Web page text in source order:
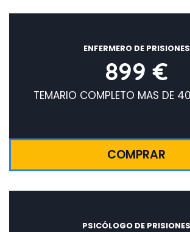
ENFERMERO DE PRISIONES
899 €
TEMARIO COMPLETO MAS DE
COMPRAR
PSICÓLOGO DE PRISIONES